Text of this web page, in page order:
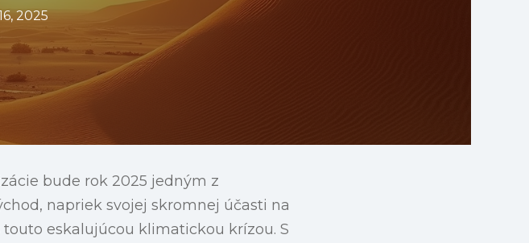
2025
bude rok 2025 jedným z
napriek svojej skromnej účasti na
eskalujúcou klimatickou krízou. S